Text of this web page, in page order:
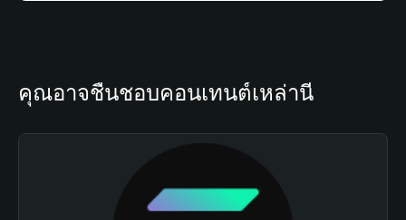
คุณอาจชื่นชอบคอนเทนต์เหล่านี้